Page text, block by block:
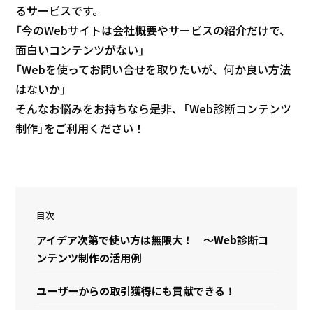
るサービスです。
「今のWebサイトは会社概要やサービスの紹介だけで、
面白いコンテンツがない」
「Webを使ってお問い合せを取りたいが、何か良い方法
はないか」
そんなお悩みをお持ちなら是非、「Web診断コンテンツ
制作」をご利用ください！
目次
アイデア次第で使い方は無限大！ ～Web診断コ
ンテンツ制作の活用例
ユーザーからの取引獲得にも貢献できる！